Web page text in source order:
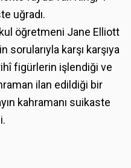
uğradı.
öğretmeni Jane Elliott
karşı karşıya
figürlerin işlendiği ve
ilan edildiği bir
kahramanı suikaste